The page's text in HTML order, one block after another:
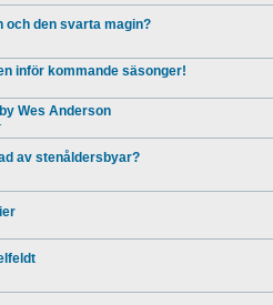
och den svarta magin?
inför kommande säsonger!
Wes Anderson
av stenåldersbyar?